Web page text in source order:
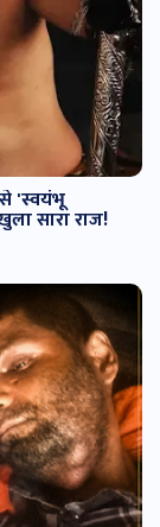
'स्वयंभू
सारा राज!